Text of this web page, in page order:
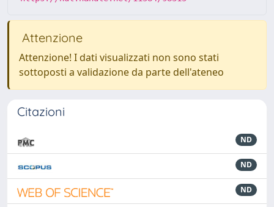
Attenzione
Attenzione! I dati visualizzati non sono stati
sottoposti a validazione da parte dell'ateneo
Citazioni
ND
ND
ND